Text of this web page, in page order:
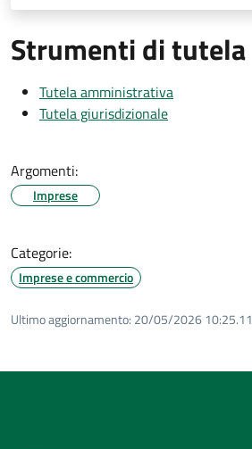
Strumenti di tutela
Tutela amministrativa
Tutela giurisdizionale
Argomenti:
Imprese
Categorie:
Imprese e commercio
Ultimo aggiornamento: 20/05/2026 10:25.11